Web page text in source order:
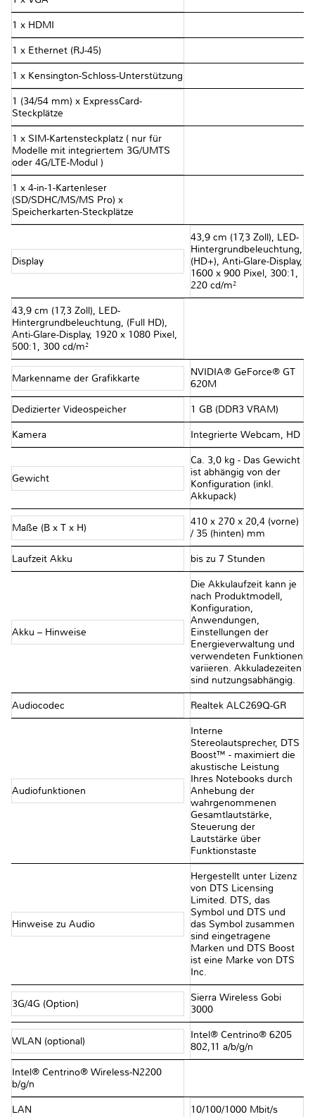
1 x HDMI
1 x Ethernet (RJ-45)
1 x Kensington-Schloss-Unterstützung
1 (34/54 mm) x ExpressCard-
Steckplätze
1 x SIM-Kartensteckplatz ( nur für
Modelle mit integriertem 3G/UMTS
oder 4G/LTE-Modul )
1 x 4-in-1-Kartenleser
(SD/SDHC/MS/MS Pro) x
Speicherkarten-Steckplätze
Display
43,9 cm (17,3 Zoll), LED-
Hintergrundbeleuchtung,
(HD+), Anti-Glare-Display,
1600 x 900 Pixel, 300:1,
220 cd/m²
43,9 cm (17,3 Zoll), LED-
Hintergrundbeleuchtung, (Full HD),
Anti-Glare-Display, 1920 x 1080 Pixel,
500:1, 300 cd/m²
Markenname der Grafikkarte
NVIDIA® GeForce® GT
620M
Dedizierter Videospeicher 1 GB (DDR3 VRAM)
Kamera Integrierte Webcam, HD
Gewicht
Ca. 3,0 kg - Das Gewicht
ist abhängig von der
Konfiguration (inkl.
Akkupack)
Maße (B x T x H)
410 x 270 x 20,4 (vorne)
/ 35 (hinten) mm
Laufzeit Akku bis zu 7 Stunden
Akku – Hinweise
Die Akkulaufzeit kann je
nach Produktmodell,
Konfiguration,
Anwendungen,
Einstellungen der
Energieverwaltung und
verwendeten Funktionen
variieren. Akkuladezeiten
sind nutzungsabhängig.
Audiocodec Realtek ALC269Q-GR
Audiofunktionen
Interne
Stereolautsprecher, DTS
Boost™ - maximiert die
akustische Leistung
Ihres Notebooks durch
Anhebung der
wahrgenommenen
Gesamtlautstärke,
Steuerung der
Lautstärke über
Funktionstaste
Hinweise zu Audio
Hergestellt unter Lizenz
von DTS Licensing
Limited. DTS, das
Symbol und DTS und
das Symbol zusammen
sind eingetragene
Marken und DTS Boost
ist eine Marke von DTS
Inc.
3G/4G (Option)
Sierra Wireless Gobi
3000
WLAN (optional)
Intel® Centrino® 6205
802,11 a/b/g/n
Intel® Centrino® Wireless-N2200
b/g/n
LAN 10/100/1000 Mbit/s